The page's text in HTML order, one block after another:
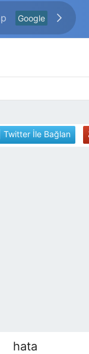
Google
| Twitter İle Bağlan
hata